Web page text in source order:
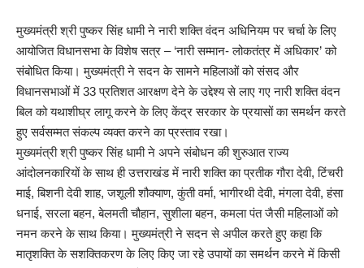
मुख्यमंत्री श्री पुष्कर सिंह धामी ने नारी शक्ति वंदन अधिनियम पर चर्चा के लिए
आयोजित विधानसभा के विशेष सत्र – ‘नारी सम्मान- लोकतंत्र में अधिकार’ को
संबोधित किया। मुख्यमंत्री ने सदन के सामने महिलाओं को संसद और
विधानसभाओं में 33 प्रतिशत आरक्षण देने के उद्देश्य से लाए गए नारी शक्ति वंदन
बिल को यथाशीघ्र लागू करने के लिए केंद्र सरकार के प्रयासों का समर्थन करते
हुए सर्वसम्मत संकल्प व्यक्त करने का प्रस्ताव रखा।
मुख्यमंत्री श्री पुष्कर सिंह धामी ने अपने संबोधन की शुरुआत राज्य
आंदोलनकारियों के साथ ही उत्तराखंड में नारी शक्ति का प्रतीक गौरा देवी, टिंचरी
माई, बिशनी देवी शाह, जशूली शौक्याण, कुंती वर्मा, भागीरथी देवी, मंगला देवी, हंसा
धनाई, सरला बहन, बेलमती चौहान, सुशीला बहन, कमला पंत जैसी महिलाओं को
नमन करने के साथ किया। मुख्यमंत्री ने सदन से अपील करते हुए कहा कि
मातृशक्ति के सशक्तिकरण के लिए किए जा रहे उपायों का समर्थन करने में किसी